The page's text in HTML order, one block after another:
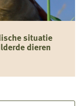
situatie
dieren